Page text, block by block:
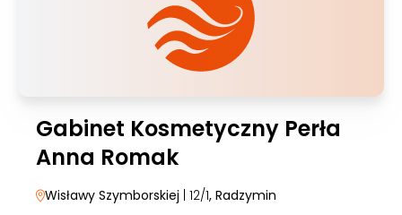
Gabinet Kosmetyczny Perła
Anna Romak
Wisławy Szymborskiej | 12/1, Radzymin